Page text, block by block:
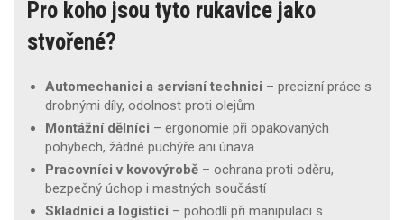
Pro koho jsou tyto rukavice jako
stvořené?
Automechanici a servisní technici – precizní práce s
drobnými díly, odolnost proti olejům
Montážní dělníci – ergonomie při opakovaných
pohybech, žádné puchýře ani únava
Pracovníci v kovovýrobě – ochrana proti oděru,
bezpečný úchop i mastných součástí
Skladníci a logistici – pohodlí při manipulaci s